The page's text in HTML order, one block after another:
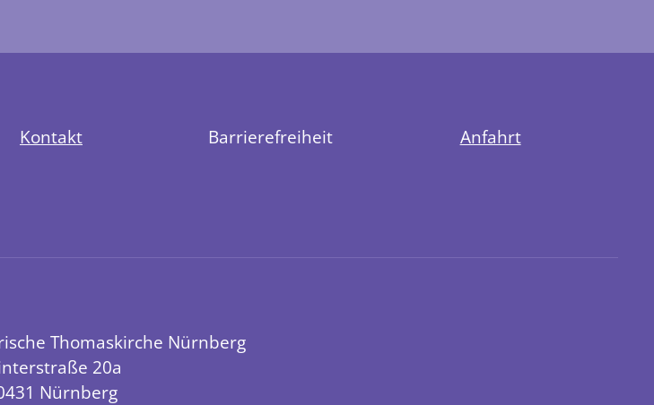
Kontakt Barrierefreiheit Anfahrt
Thomaskirche Nürnberg
20a
Nürnberg